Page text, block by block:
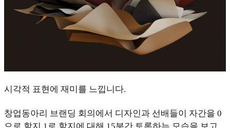
시각적 표현에 재미를 느낍니다.
창업동아리 브랜딩 회의에서 디자인과 선배들이 자간을 0